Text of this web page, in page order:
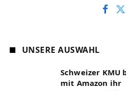
UNSERE AUSWAHL
Schweizer KMU
mit Amazon ihr